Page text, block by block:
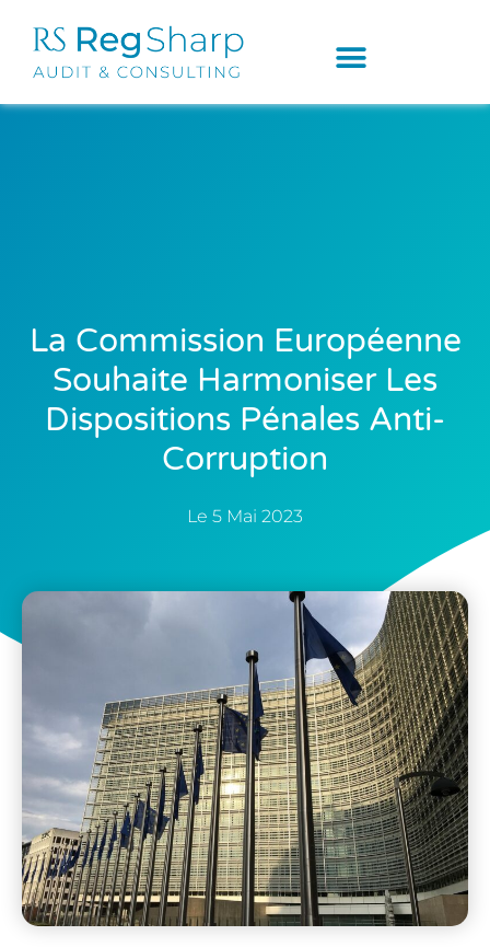
La Commission Européenne
Souhaite Harmoniser Les
Dispositions Pénales Anti-
Corruption
Le 5 Mai 2023